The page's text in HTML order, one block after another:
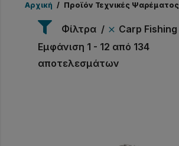
Αρχική / Προϊόν Τεχνικές Ψαρέματος
Φίλτρα
Carp Fishing
Εμφάνιση 1 - 12 από 134
αποτελεσμάτων